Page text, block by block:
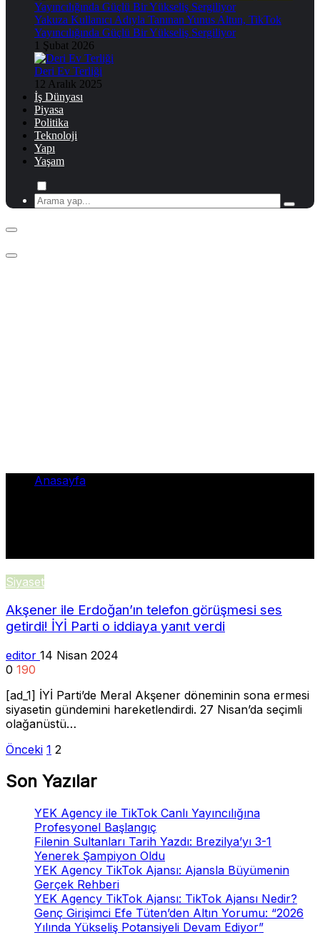
Yakuza Kullanıcı Adıyla Tanınan Yunus Altun, TikTok
Yayıncılığında Güçlü Bir Yükseliş Sergiliyor
1 Şubat 2026
Deri Ev Terliği
12 Aralık 2025
İş Dünyası
Piyasa
Politika
Teknoloji
Yapı
Yaşam
Anasayfa
Siyaset
Akşener ile Erdoğan’ın telefon görüşmesi ses
getirdi! İYİ Parti o iddiaya yanıt verdi
editor 14 Nisan 2024
0 190
[ad_1] İYİ Parti’de Meral Akşener döneminin sona ermesi
siyasetin gündemini hareketlendirdi. 27 Nisan’da seçimli
olağanüstü…
Yazı
sayfalaması
Önceki 1 2
Son Yazılar
YEK Agency ile TikTok Canlı Yayıncılığına
Profesyonel Başlangıç
Filenin Sultanları Tarih Yazdı: Brezilya’yı 3-1
Yenerek Şampiyon Oldu
YEK Agency TikTok Ajansı: Ajansla Büyümenin
Gerçek Rehberi
YEK Agency TikTok Ajansı: TikTok Ajansı Nedir?
Genç Girişimci Efe Tüten’den Altın Yorumu: “2026
Yılında Yükseliş Potansiyeli Devam Ediyor”